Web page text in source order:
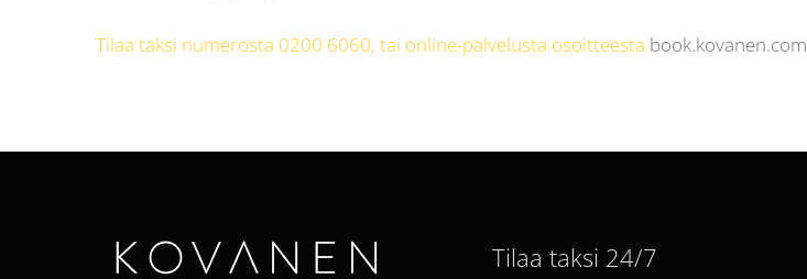
Tilaa taksi numerosta 0200 6060, tai online-palvelusta osoitteesta book.kovanen.com
Tilaa taksi 24/7